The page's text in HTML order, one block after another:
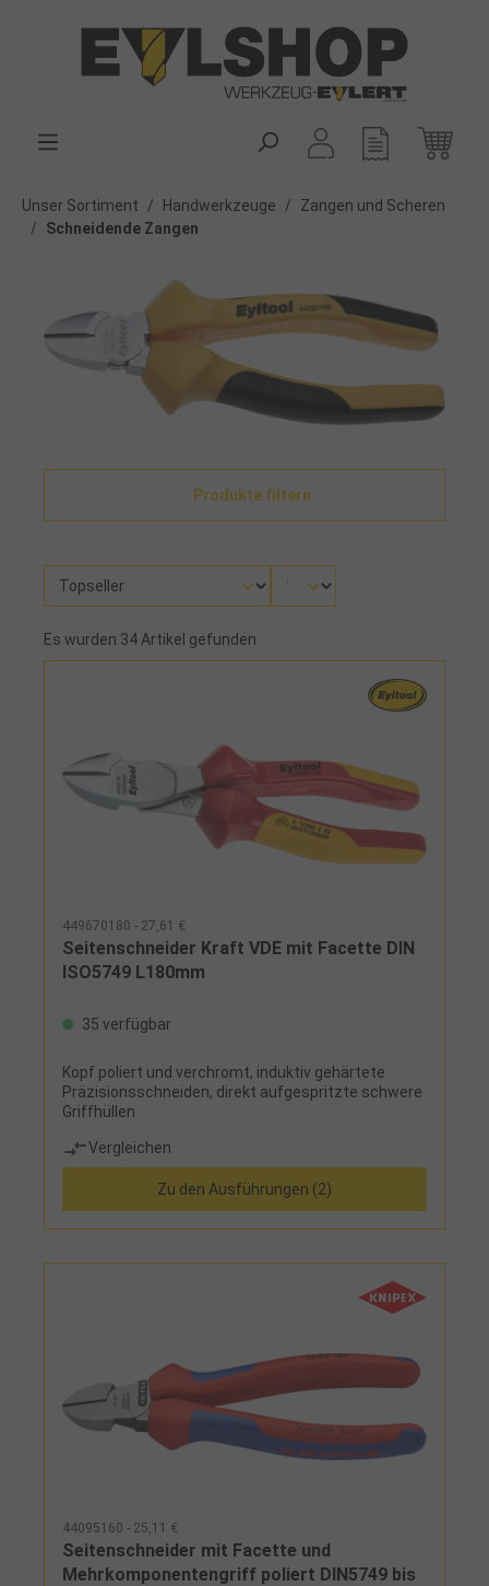
Unser Sortiment / Handwerkzeuge /
Zangen und Scheren
/
Schneidende Zangen
Produkte filtern
Es wurden 34 Artikel gefunden
449670180 - 27,61 €
Seitenschneider Kraft VDE mit Facette DIN
ISO5749 L180mm
35 verfügbar
Kopf poliert und verchromt, induktiv gehärtete
Präzisionsschneiden, direkt aufgespritzte schwere
Griffhüllen
Vergleichen
Zu den Ausführungen (2)
44095160 - 25,11 €
Seitenschneider mit Facette und
Mehrkomponentengriff poliert DIN5749 bis